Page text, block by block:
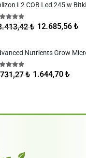
5 üzerinden
₺ 12.685,56 ₺
5 üzerinden
₺ 1.644,70 ₺